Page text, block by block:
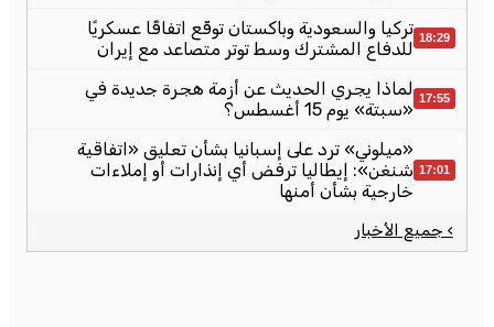
18:29 تركيا والسعودية وباكستان توقّع اتفاقًا عسكريًا
للدفاع المشترك وسط توتر متصاعد مع إيران
17:55 لماذا يجري الحديث عن أزمة هجرة جديدة في
«سبتة» يوم 15 أغسطس؟
17:01
«ميلوني» ترد على إسبانيا بشأن تعليق «اتفاقية
شنغن»: إيطاليا ترفض أي إنذارات أو إملاءات
خارجية بشأن أمنها
› جميع الأخبار